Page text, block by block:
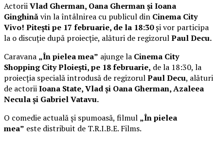
ActoriiVlad Gherman, Oana Gherman și Ioana
Ginghinăvin la întâlnirea cu publicul din Cinema City
Vivo! Pitești pe 17 februarie, de la 18:30și vor participa
la o discuție după proiecție, alături de regizorulPaul Decu.
Caravana „În pielea mea” ajunge la Cinema City
Shopping City Ploiești, pe 18 februarie, de la 18:30, la
proiecția specială introdusă de regizorulPaul Decu, alături
de actoriiIoana State, Vlad și Oana Gherman, Azaleea
Necula și Gabriel Vatavu.
O comedie actuală și spumoasă, filmul „În pielea
mea” este distribuit de T.R.I.B.E. Films.